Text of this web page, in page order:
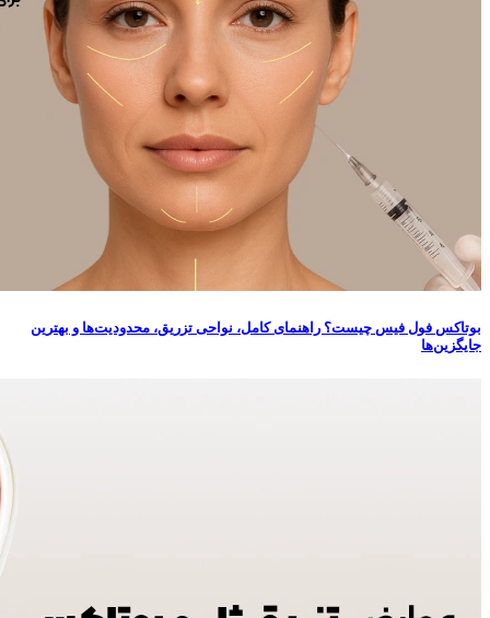
بوتاکس فول فیس چیست؟ راهنمای کامل، نواحی تزریق، محدودیت‌ها و بهترین
جایگزین‌ها